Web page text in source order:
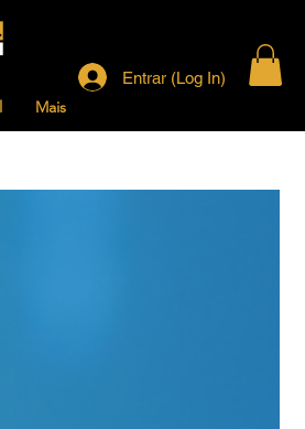
Mais
Entrar (Log In)